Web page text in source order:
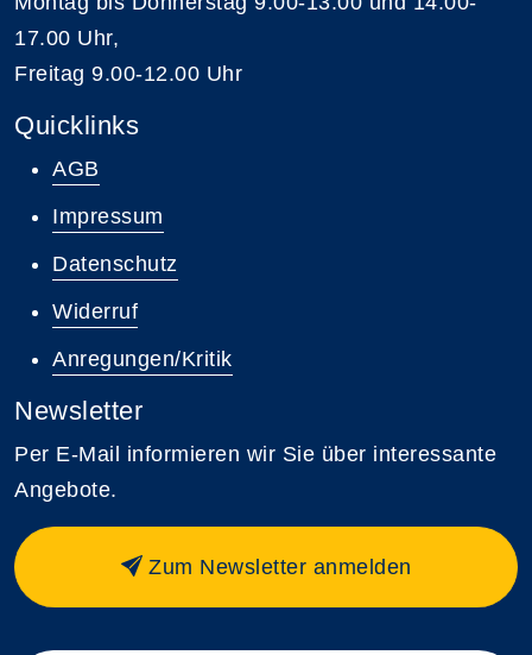
17.00 Uhr,
Freitag 9.00-12.00 Uhr
Quicklinks
AGB
Impressum
Datenschutz
Widerruf
Anregungen/Kritik
Newsletter
Per E-Mail informieren wir Sie über interessante
Angebote.
Zum Newsletter anmelden